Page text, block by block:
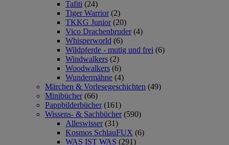
Tafiti (24)
Tiger Warrior (2)
TKKG Junior (20)
Vico Drachenbruder (4)
Whisperworld (6)
Wildpferde - mutig und frei (6)
Windwalkers (2)
Woodwalkers (6)
Wundermähne (4)
Märchen & Vorlesegeschichten (49)
Minibücher (66)
Pappbilderbücher (161)
Wissens- & Sachbücher (590)
Alleswisser (31)
Kosmos SchlauFUX (6)
WAS IST WAS (291)